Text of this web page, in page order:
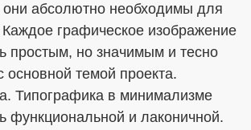
они абсолютно необходимы для
графическое изображение
простым, но значимым и тесно
основной темой проекта.
Типографика в минимализме
функциональной и лаконичной.